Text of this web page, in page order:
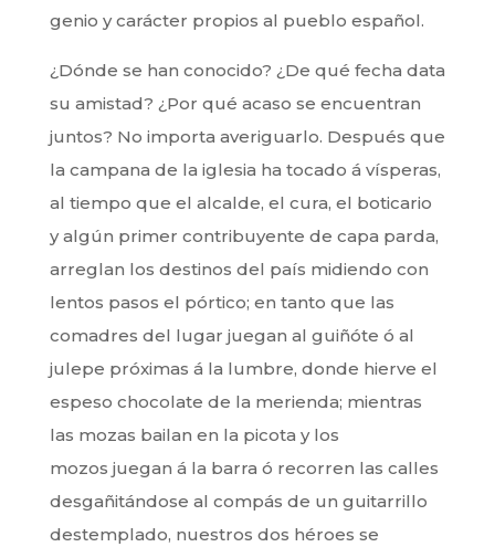
genio y carácter propios al pueblo español.
¿Dónde se han conocido? ¿De qué fecha data
su amistad? ¿Por qué acaso se encuentran
juntos? No importa averiguarlo. Después que
la campana de la iglesia ha tocado á vísperas,
al tiempo que el alcalde, el cura, el boticario
y algún primer contribuyente de capa parda,
arreglan los destinos del país midiendo con
lentos pasos el pórtico; en tanto que las
comadres del lugar juegan al guiñóte ó al
julepe próximas á la lumbre, donde hierve el
espeso chocolate de la merienda; mientras
las mozas bailan en la picota y los
mozos juegan á la barra ó recorren las calles
desgañitándose al compás de un guitarrillo
destemplado, nuestros dos héroes se